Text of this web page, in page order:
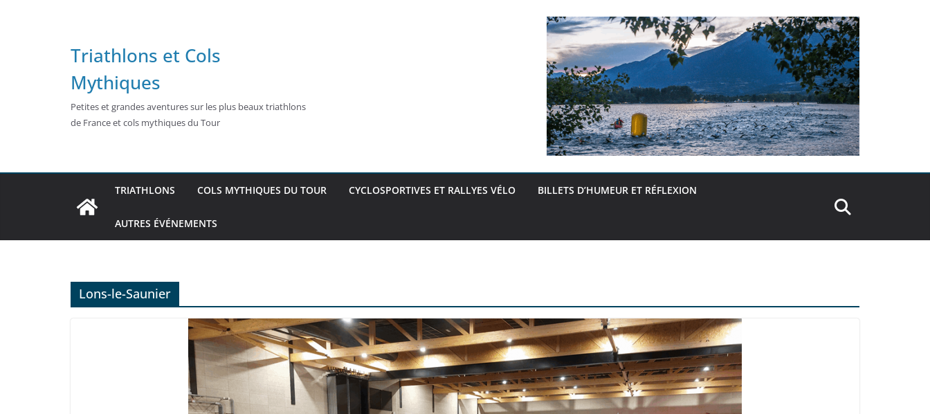
Triathlons et Cols
Mythiques
Petites et grandes aventures sur les plus beaux triathlons
de France et cols mythiques du Tour
TRIATHLONS COLS MYTHIQUES DU TOUR CYCLOSPORTIVES ET RALLYES VÉLO BILLETS D’HUMEUR ET RÉFLEXION
AUTRES ÉVÉNEMENTS
Lons-le-Saunier